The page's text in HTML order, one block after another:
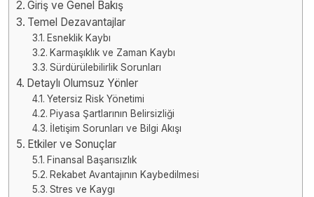
Giriş ve Genel Bakış
Temel Dezavantajlar
Esneklik Kaybı
Karmaşıklık ve Zaman Kaybı
Sürdürülebilirlik Sorunları
Detaylı Olumsuz Yönler
Yetersiz Risk Yönetimi
Piyasa Şartlarının Belirsizliği
İletişim Sorunları ve Bilgi Akışı
Etkiler ve Sonuçlar
Finansal Başarısızlık
Rekabet Avantajının Kaybedilmesi
Stres ve Kaygı